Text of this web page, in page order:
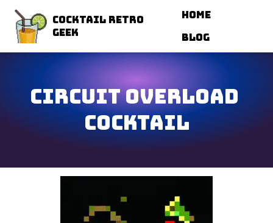
Cocktail Retro
Geek
Home
Blog
Circuit Overload
Cocktail